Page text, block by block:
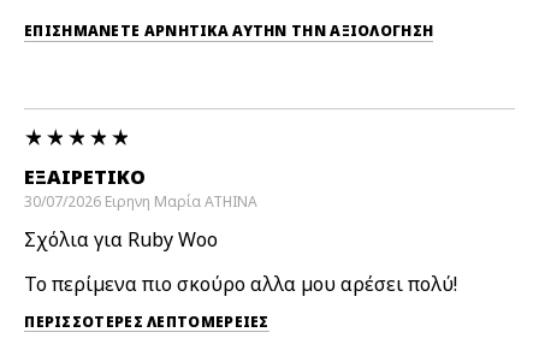
ΕΠΙΣΗΜΆΝΕΤΕ ΑΡΝΗΤΙΚΆ ΑΥΤΉΝ ΤΗΝ ΑΞΙΟΛΟΓΗΣΗ
ΕΞΑΙΡΕΤΙΚΌ
30/07/2026 Ειρηνη ΜαρίαATHINA
Σχόλια για Ruby Woo
Το περίμενα πιο σκούρο αλλα μου αρέσει πολύ!
ΠΕΡΙΣΣΌΤΕΡΕΣ ΛΕΠΤΟΜΈΡΕΙΕΣ